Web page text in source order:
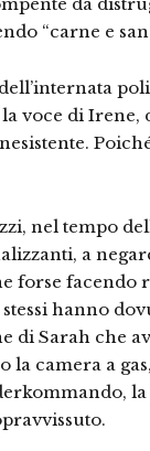
“carne e
voce di Irene,
nel tempo
a
forse
hanno
di Sarah che
la camera a